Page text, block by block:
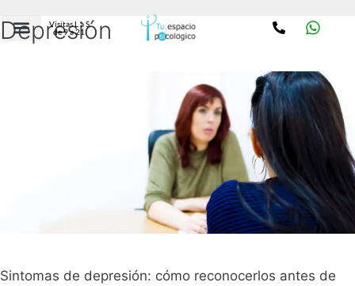
Visitas L a S
de 9 a 21
Depresión
Sintomas de depresión: cómo reconocerlos antes de